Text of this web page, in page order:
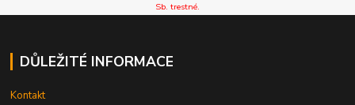
Sb. trestné.
DŮLEŽITÉ INFORMACE
Kontakt